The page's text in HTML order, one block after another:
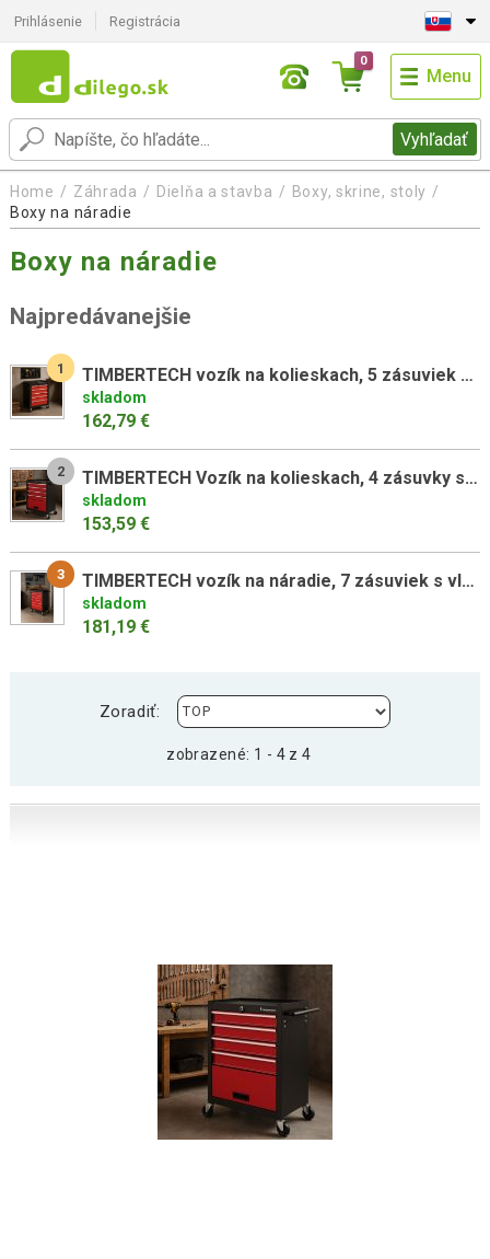
Prihlásenie Registrácia
Vyhľadať
0
Menu
Home Záhrada Dielňa a stavba
Boxy, skrine, stoly
Boxy na náradie
Boxy na náradie
Najpredávanejšie
1 TIMBERTECH vozík na kolieskach, 5 zásuviek s vložkami
skladom
162,79 €
2 TIMBERTECH Vozík na kolieskach, 4 zásuvky s vložkami
skladom
153,59 €
3 TIMBERTECH vozík na náradie, 7 zásuviek s vložkami
skladom
181,19 €
Zoradiť:
zobrazené: 1 - 4 z 4